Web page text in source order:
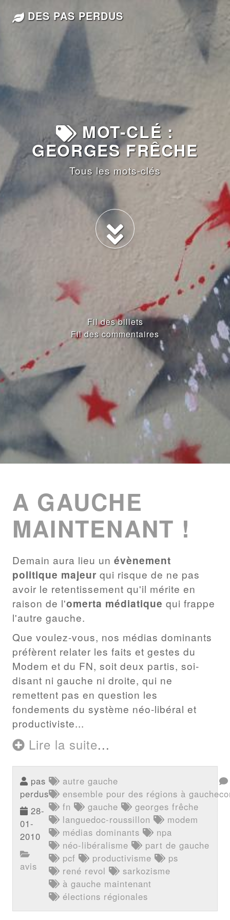
DES PAS PERDUS
MOT-CLÉ :
GEORGES FRÊCHE
Tous les mots-clés
Fil des billets
Fil des commentaires
A GAUCHE
MAINTENANT !
Demain aura lieu un évènement
politique majeur qui risque de ne pas
avoir le retentissement qu'il mérite en
raison de l'omerta médiatique qui frappe
l'autre gauche.
Que voulez-vous, nos médias dominants
préfèrent relater les faits et gestes du
Modem et du FN, soit deux partis, soi-
disant ni gauche ni droite, qui ne
remettent pas en question les
fondements du système néo-libéral et
productiviste...
Lire la suite...
pas
perdus
28-
01-
2010
avis
autre gauche
ensemble pour des régions à gauche
fn
gauche
georges frêche
languedoc-roussillon
modem
médias dominants
npa
néo-libéralisme
part de gauche
pcf
productivisme
ps
rené revol
sarkozisme
à gauche maintenant
élections régionales